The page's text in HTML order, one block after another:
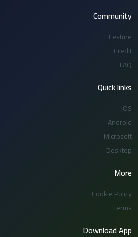
Community
Feature
Credit
FAQ
Quick links
iOS
Android
Microsoft
Desktop
More
Cookie Policy
Terms
Download App